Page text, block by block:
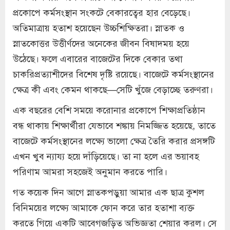
প্রকোপে কর্মসংস্থান সংকটে বেকারত্বের হার বেড়েছে।
অতিমাত্রায় হতাশ হয়েছেন উচ্চশিক্ষিতরা। স্নাতক ও
স্নাতকোত্তর উত্তীর্ণদের অনেকের জীবন বিষাদময় হয়ে
উঠেছে। ফলে এবারের বাজেটের দিকে বেকার তথা
চাকরিপ্রত্যাশীদের বিশেষ দৃষ্টি রয়েছে। বাজেটে কর্মসংস্থানের
ক্ষেত্র কী এবং কেমন থাকছে—সেটি খুঁজে বেড়াচ্ছে তরুণরা।
এক বছরের বেশি সময়ে করোনার প্রকোপে শিক্ষাপ্রতিষ্ঠান
বন্ধ থাকায় শিক্ষার্থীরা যেভাবে শঙ্কায় নিমজ্জিত হয়েছে, তাতে
বাজেটে কর্মসংস্থানের লক্ষ্যে ভালো ক্ষেত্র তৈরি করার প্রসঙ্গটি
এখন খুব ন্যায্য হয়ে দাঁড়িয়েছে। তা না হলে এর ভয়াবহ
পরিণাম আমরা সহজেই অনুমান করতে পারি।
গত কয়েক দিন আগে স্নাতকপড়ুয়া আমার এক ছাত্র কুশল
বিনিময়ের লক্ষ্যে আমাকে ফোন করে তার হতাশা ব্যক্ত
করতে গিয়ে একটি আবেগজড়িত অভিজ্ঞতা শেয়ার করল। সে